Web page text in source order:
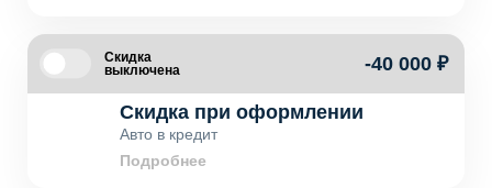
Скидка
выключена
-40 000 ₽
Скидка при оформлении
Авто в кредит
Подробнее